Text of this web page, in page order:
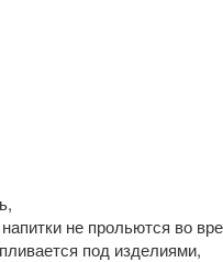
не прольются во
под изделиями,